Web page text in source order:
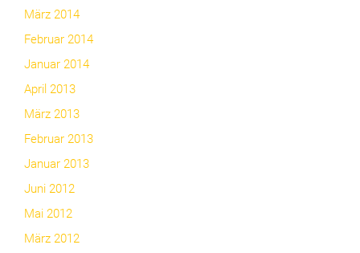
März 2014
Februar 2014
Januar 2014
April 2013
März 2013
Februar 2013
Januar 2013
Juni 2012
Mai 2012
März 2012